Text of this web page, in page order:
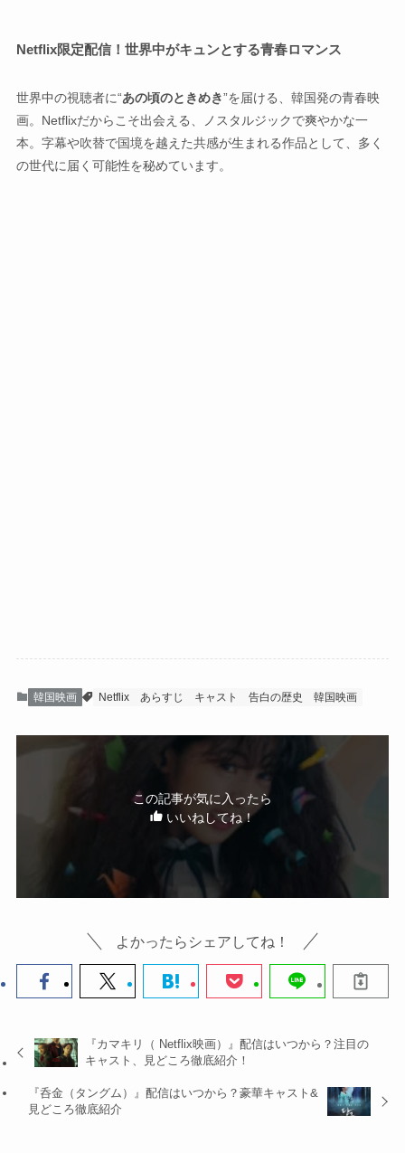
Netflix限定配信！世界中がキュンとする青春ロマンス
世界中の視聴者に“あの頃のときめき”を届ける、韓国発の青春映
画。Netflixだからこそ出会える、ノスタルジックで爽やかな一
本。字幕や吹替で国境を越えた共感が生まれる作品として、多く
の世代に届く可能性を秘めています。
韓国映画 Netflix あらすじ キャスト 告白の歴史 韓国映画
この記事が気に入ったら
いいねしてね！
よかったらシェアしてね！
『カマキリ（ Netflix映画）』配信はいつから？注目の
キャスト、見どころ徹底紹介！
『呑金（タングム）』配信はいつから？豪華キャスト&
見どころ徹底紹介